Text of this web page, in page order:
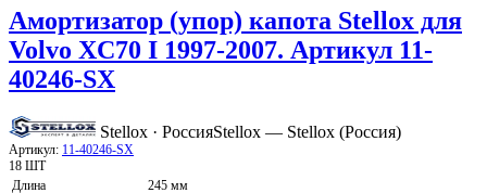
Амортизатор (упор) капота Stellox для
Volvo XC70 I 1997-2007. Артикул 11-
40246-SX
Stellox · РоссияStellox — Stellox (Россия)
Артикул: 11-40246-SX
18 ШТ
Длина
245 мм